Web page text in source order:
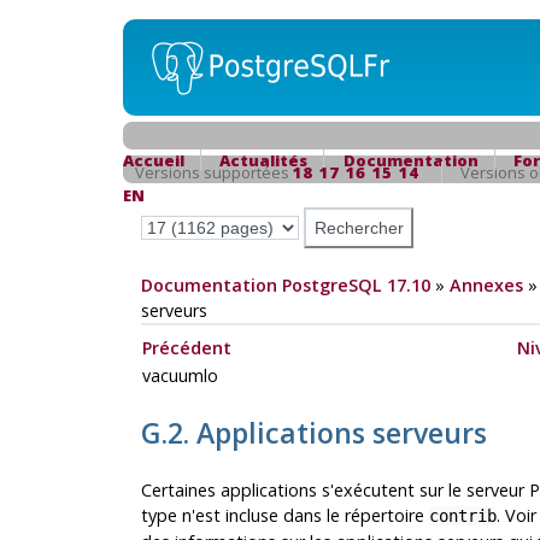
Accueil Actualités Documentation
Versions supportées18 17 16 15 14
Versions
EN
Documentation PostgreSQL 17.10» Annexes
serveurs
Précédent
vacuumlo
G.2. Applications serveurs
Certaines applications s'exécutent sur le serveur
type n'est incluse dans le répertoire contrib.